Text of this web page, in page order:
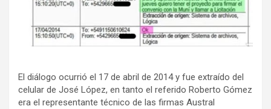
El diálogo ocurrió el 17 de abril de 2014 y fue extraído del
celular de José López, en tanto el referido Roberto Gómez
era el representante técnico de las firmas Austral